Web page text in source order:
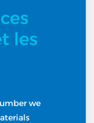
les
we